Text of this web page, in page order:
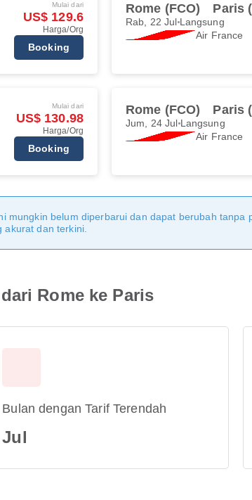
Mulai dari
US$ 129.6
Harga/Org
Booking
Rome (FCO) Paris
Rab, 22 Jul Langsung
Air France
Mulai dari
US$ 130.98
Harga/Org
Booking
Rome (FCO) Paris
Jum, 24 Jul Langsung
Air France
mungkin belum diperbarui dan dapat berubah tanpa
dan terkini.
Rome ke Paris
Bulan dengan Tarif Terendah
Jul